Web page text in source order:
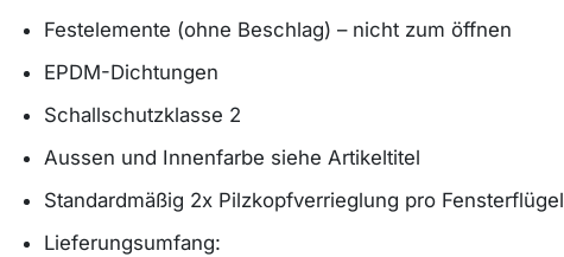
Festelemente (ohne Beschlag) – nicht zum öffnen
EPDM-Dichtungen
Schallschutzklasse 2
Aussen und Innenfarbe siehe Artikeltitel
Standardmäßig 2x Pilzkopfverrieglung pro Fensterflügel
Lieferungsumfang: